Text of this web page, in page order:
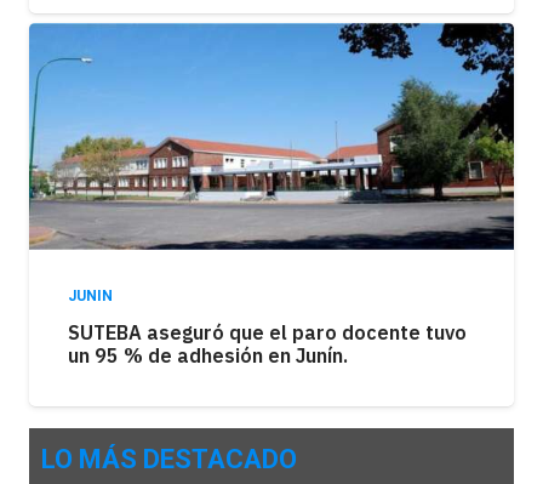
JUNIN
SUTEBA aseguró que el paro docente tuvo
un 95 % de adhesión en Junín.
LO MÁS DESTACADO